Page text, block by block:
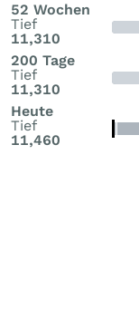
52 Wochen
Tief
11,310
200 Tage
Tief
11,310
Heute
Tief
11,460